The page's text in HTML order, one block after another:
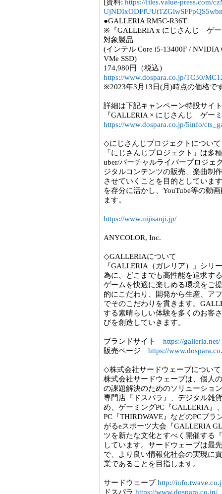
[資料: https://files.value-press.com/
●GALLERIA RM5C-R36T
※『GALLERIA x にじさんじ ゲー
対象製品
(インテル Core i5-13400F / NVIDIA
VMe SSD)
174,980円（税込）
https://www.dospara.co.jp/TC30/
※2023年3月13日(月)時点の価格で
詳細は下記キャンペーン特設サイ
『GALLERIA × にじさんじ ゲー
https://www.dospara.co.jp/5info/
◇にじさんじプロジェクトについて
「にじさんじプロジェクト」は多
uber/バーチャルライバープロジェ
ジタルコンテンツの販売、楽曲制
させていくことを目的としていま
を存分に活かし、YouTube等の動
ます。
https://www.nijisanji.jp/
ANYCOLOR, Inc.
◇GALLERIAについて
『GALLERIA（ガレリア）』シリ
為に、どこまでも高性能を追求す
ゲームを快適に楽しめる環境をご
的にこだわり、開発から生産、ア
でそのこだわりを貫きます。
する素晴らしい体験を多くのお客
びを創造していきます。
ブランドサイト https://galleria.net/
販売ページ https://
◇株式会社サードウェーブについて
株式会社サードウェーブは、個人
の課題解決のためのソリューショ
専門店『ドスパラ』、デジタル雑
め、ゲーミングPC『GALLERIA』
PC『THIRDWAVE』などのPCブ
がるeスポーツ大会『GALLERIA
ツを新たな文化とすべく開催する
しています。サードウェーブは最
で、より良い情報化社会の実現に
業であることを目指します。
サードウェーブ http://
ドスパラ https://www.dospara.co.jp/